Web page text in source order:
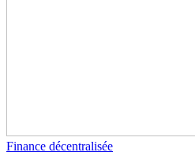
Finance décentralisée